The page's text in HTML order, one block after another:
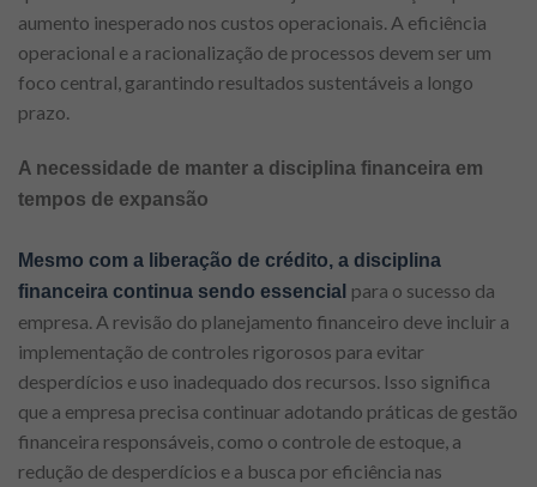
aumento inesperado nos custos operacionais. A eficiência
operacional e a racionalização de processos devem ser um
foco central, garantindo resultados sustentáveis a longo
prazo.
A necessidade de manter a disciplina financeira em
tempos de expansão
Mesmo com a liberação de crédito, a disciplina
financeira continua sendo essencial para o sucesso da
empresa. A revisão do planejamento financeiro deve incluir a
implementação de controles rigorosos para evitar
desperdícios e uso inadequado dos recursos. Isso significa
que a empresa precisa continuar adotando práticas de gestão
financeira responsáveis, como o controle de estoque, a
redução de desperdícios e a busca por eficiência nas